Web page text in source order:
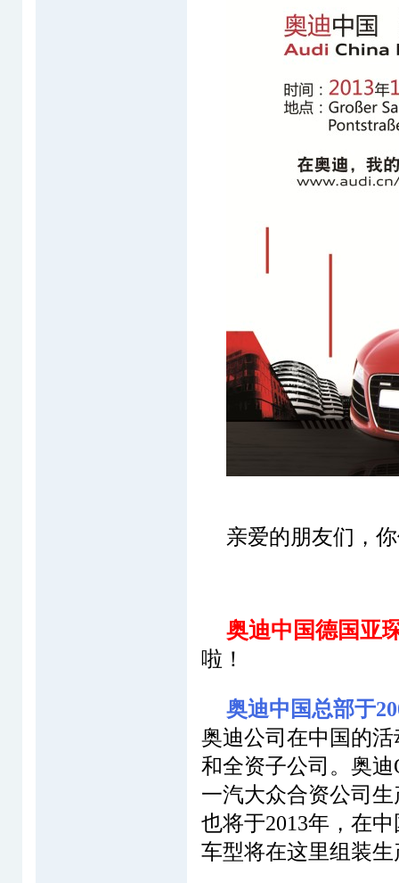
亲爱的朋友们，
奥迪中国德国亚
啦！
奥迪中国总部于
奥迪公司在中国的
和全资子公司。奥
一汽大众合资公司
也将于2013年，在
车型将在这里组装生